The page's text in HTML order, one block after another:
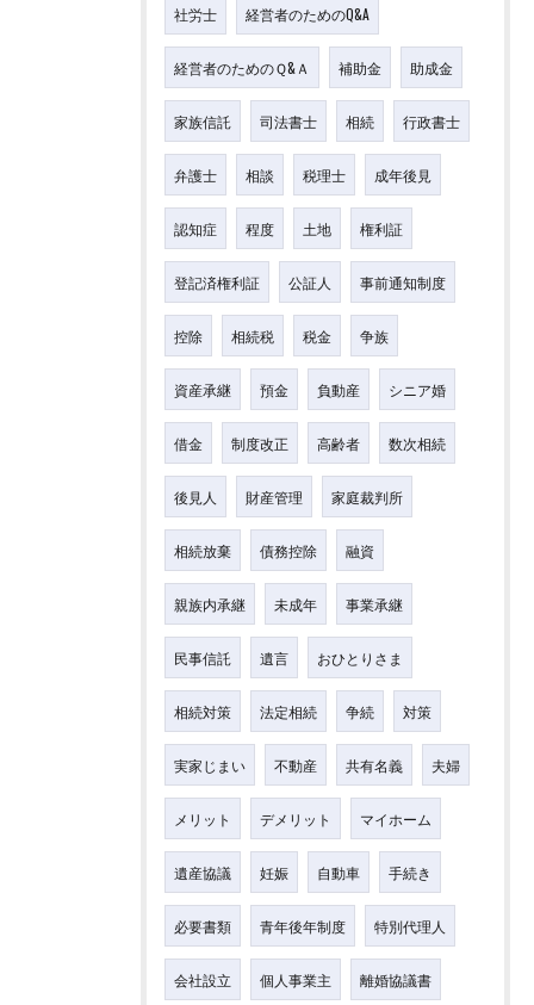
社労士 経営者のためのQ&A
経営者のためのＱ&Ａ 補助金 助成金
家族信託 司法書士 相続 行政書士
弁護士 相談 税理士 成年後見
認知症 程度 土地 権利証
登記済権利証 公証人 事前通知制度
控除 相続税 税金 争族
資産承継 預金 負動産 シニア婚
借金 制度改正 高齢者 数次相続
後見人 財産管理 家庭裁判所
相続放棄 債務控除 融資
親族内承継 未成年 事業承継
民事信託 遺言 おひとりさま
相続対策 法定相続 争続 対策
実家じまい 不動産 共有名義 夫婦
メリット デメリット マイホーム
遺産協議 妊娠 自動車 手続き
必要書類 青年後年制度 特別代理人
会社設立 個人事業主 離婚協議書